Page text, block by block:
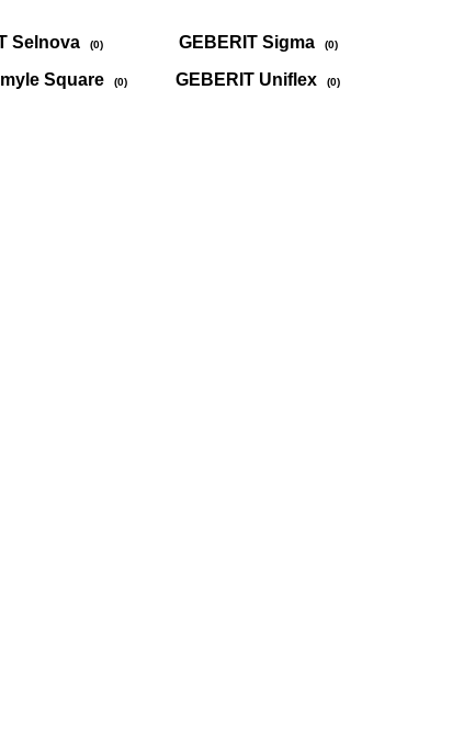
Selnova (0) GEBERIT Sigma (0)
Square (0) GEBERIT Uniflex (0)